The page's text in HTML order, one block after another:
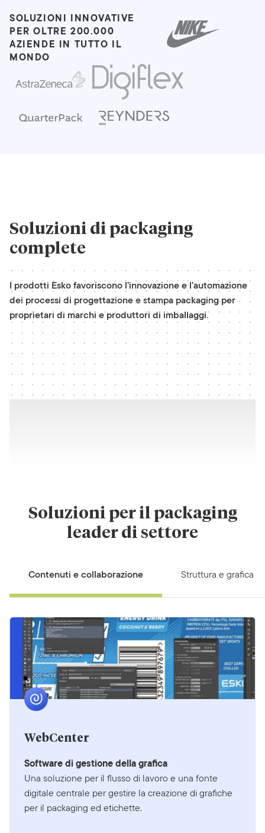
SOLUZIONI INNOVATIVE
PER OLTRE 200.000
AZIENDE IN TUTTO IL
MONDO
Soluzioni di packaging
complete
I prodotti Esko favoriscono l’innovazione e l’automazione
dei processi di progettazione e stampa packaging per
proprietari di marchi e produttori di imballaggi.
Soluzioni per il packaging
leader di settore
Contenuti e collaborazione Struttura e grafica
WebCenter
Software di gestione della grafica
Una soluzione per il flusso di lavoro e una fonte
digitale centrale per gestire la creazione di grafiche
per il packaging ed etichette.